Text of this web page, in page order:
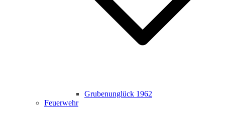
Grubenunglück 1962
Feuerwehr